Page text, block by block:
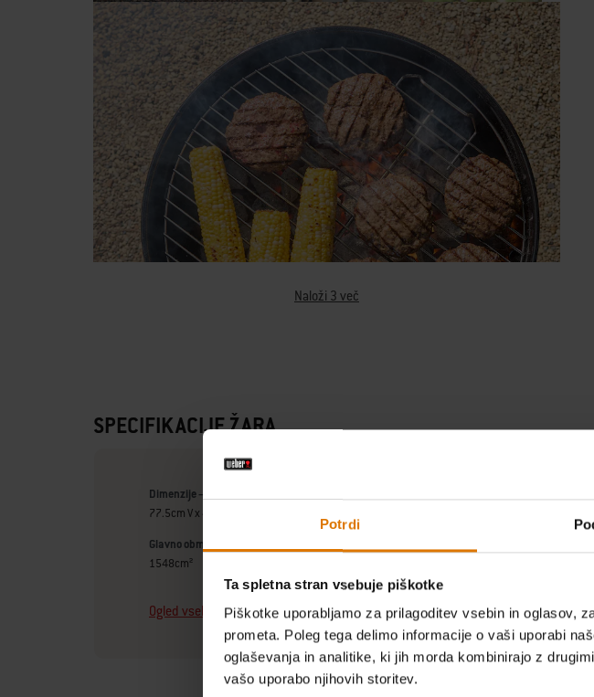
Potrdi
Ta spletna stran vsebuje piškotke
Piškotke uporabljamo za prilagoditev vsebin in oglasov,
prometa. Poleg tega delimo informacije o vaši uporabi
oglaševanja in analitike, ki jih morda kombinirajo z
vašo uporabo njihovih storitev.
Naloži 3 več
SPECIFIKACIJE ŽARA
Dimenzije – odprt pokrov (centimetri)
77.5cm V x 47cm Š x 65.5cm D
Glavno območje za peko (centimetri)
1548cm²
Ogled vseh specifikacij Informacije o garanciji